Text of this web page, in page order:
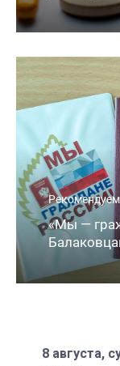
«Мы —
8 августа,